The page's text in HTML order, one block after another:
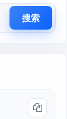
搜索